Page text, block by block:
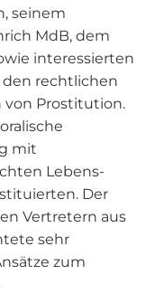
seinem
MdB, dem
interessierten
rechtlichen
von Prostitution.
mit
Lebens-
Der
Vertretern aus
sehr
zum